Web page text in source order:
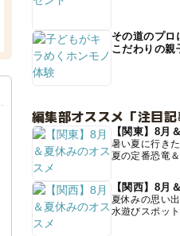
その道のプロ
こだわりの親
編集部オススメ「注目記
【関東】8月
暑い夏に行き
夏の定番恐竜
【関西】8月
夏休みの思い
水遊びスポッ